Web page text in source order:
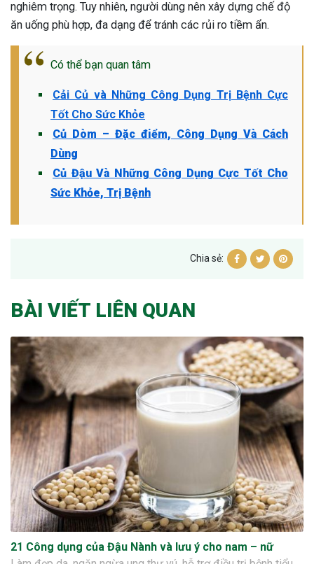
nghiêm trọng. Tuy nhiên, người dùng nên xây dựng chế độ
ăn uống phù hợp, đa dạng để tránh các rủi ro tiềm ẩn.
Có thể bạn quan tâm
Cải Củ và Những Công Dụng Trị Bệnh Cực
Tốt Cho Sức Khỏe
Củ Dòm – Đặc điểm, Công Dụng Và Cách
Dùng
Củ Đậu Và Những Công Dụng Cực Tốt Cho
Sức Khỏe, Trị Bệnh
Chia sẻ:
BÀI VIẾT LIÊN QUAN
21 Công dụng của Đậu Nành và lưu ý cho nam – nữ